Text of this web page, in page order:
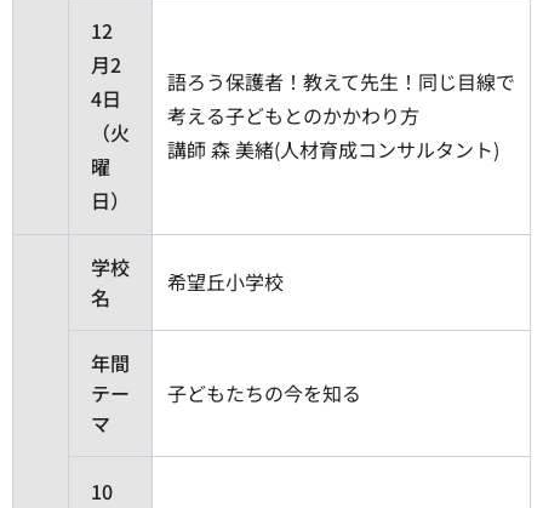
12
月2
4日
（火
曜
日）
語ろう保護者！教えて先生！同じ目線で
考える子どもとのかかわり方
講師 森 美緒(人材育成コンサルタント)
学校
名
希望丘小学校
年間
テー
マ
子どもたちの今を知る
10